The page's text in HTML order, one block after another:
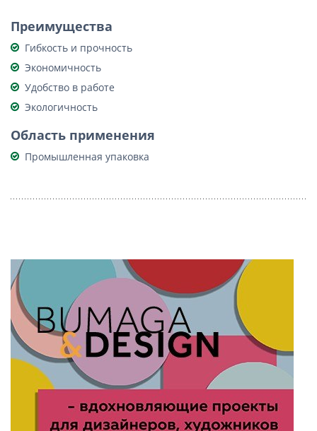
Преимущества
Гибкость и прочность
Экономичность
Удобство в работе
Экологичность
Область применения
Промышленная упаковка